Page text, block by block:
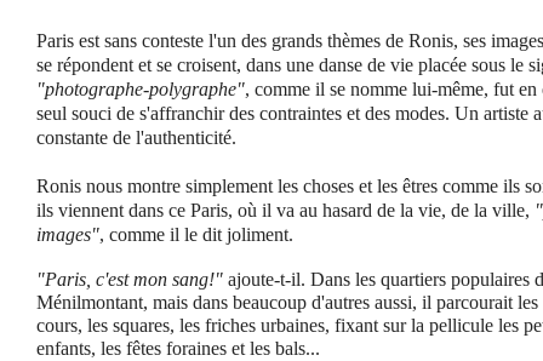
Paris est sans conteste l'un des grands thèmes de Ronis, ses
se répondent et se croisent, dans une danse de vie placée sous le
"photographe-polygraphe", comme il se nomme lui-même, fut
seul souci de s'affranchir des contraintes et des modes. Un artiste
constante de l'authenticité.
Ronis nous montre simplement les choses et les êtres comme ils
ils viennent dans ce Paris, où il va au hasard de la vie, de la ville,
images", comme il le dit joliment.
"Paris, c'est mon sang!" ajoute-t-il. Dans les quartiers populaires
Ménilmontant, mais dans beaucoup d'autres aussi, il parcourait
cours, les squares, les friches urbaines, fixant sur la pellicule les
enfants, les fêtes foraines et les bals...